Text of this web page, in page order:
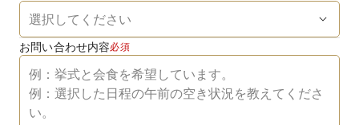
お問い合わせ内容必須